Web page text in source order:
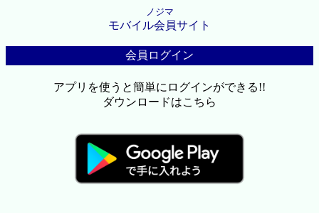
ノジマ
モバイル会員サイト
会員ログイン
アプリを使うと簡単にログインができる!!
ダウンロードはこちら